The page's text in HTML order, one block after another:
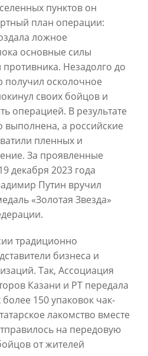
пунктов он
план операции:
ложное
основные силы
Незадолго до
получил осколочное
своих бойцов и
операцией. В результате
а российские
пленных и
За проявленные
декабря 2023 года
Путин вручил
«Золотая Звезда»
традиционно
бизнеса и
Так, Ассоциация
Казани и РТ передала
150 упаковок чак-
лакомство вместе
на передовую
от жителей